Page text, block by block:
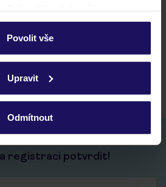
„Personalizace“.
souborech cookie naleznete v
Povolit vše
Upravit
Odmítnout
nabídek a možnost jejich sdílení
a naposledy zobrazené nabídky
registraci potvrdit!